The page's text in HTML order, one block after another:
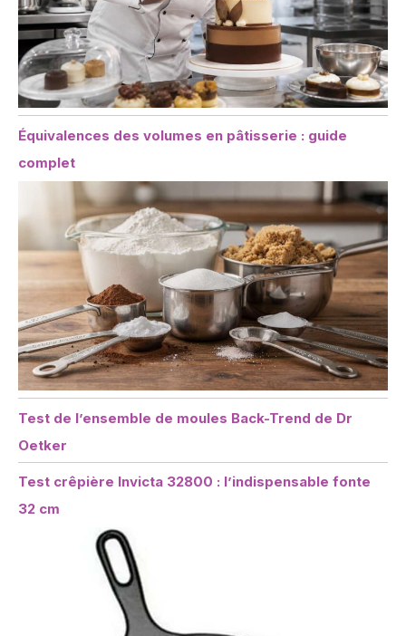
Équivalences des volumes en pâtisserie : guide
complet
Test de l’ensemble de moules Back-Trend de Dr
Oetker
Test crêpière Invicta 32800 : l’indispensable fonte
32 cm